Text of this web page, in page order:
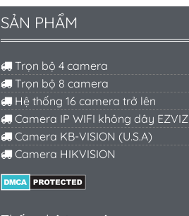
SẢN PHẨM
Trọn bộ 4 camera
Trọn bộ 8 camera
Hệ thống 16 camera trở lên
Camera IP WIFI không dây EZVIZ
Camera KB-VISION (U.S.A)
Camera HIKVISION